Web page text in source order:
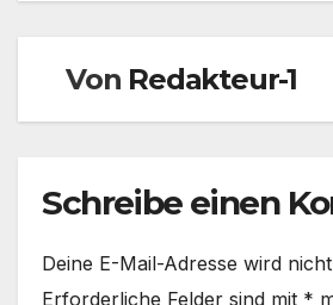
Von Redakteur-1
Schreibe einen
Deine E-Mail-Adresse wird
Erforderliche Felder sind mit *